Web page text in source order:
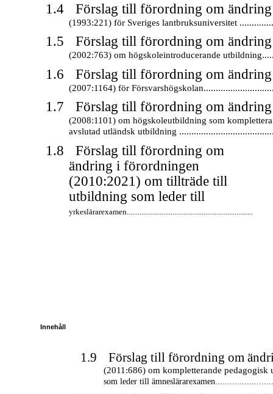
1.4 Förslag till förordning om
(1993:221) för Sveriges lantbruksuniversitet
1.5 Förslag till förordning om
(2002:763) om högskoleintroducerande
1.6 Förslag till förordning om
(2007:1164) för
1.7 Förslag till förordning om
(2008:1101) om högskoleutbildning som
avslutad utländsk utbildning
1.8
Förslag till förordning om
ändring i förordningen
(2010:2021) om tillträde till
utbildning som leder till
yrkeslärarexamen.....................................................................
Innehåll
1.9 Förslag till förordning om
(2011:686) om kompletterande pedagogisk
som leder till